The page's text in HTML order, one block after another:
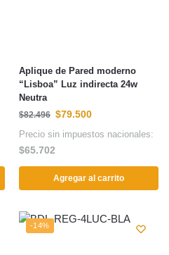
Aplique de Pared moderno
“Lisboa” Luz indirecta 24w
Neutra
$82.496 $79.500
Precio sin impuestos nacionales:
$65.702
Agregar al carrito
-14%